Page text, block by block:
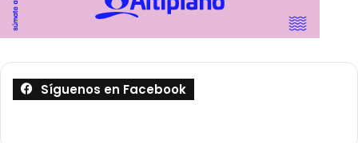
Síguenos en Facebook